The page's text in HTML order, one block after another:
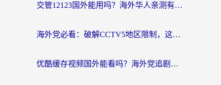
交管12123国外能用吗？海外华人亲测有效的回国加速器选择指南
海外党必看：破解CCTV5地区限制，这样看欧洲杯奥运直播才够爽！
优酷缓存视频国外能看吗？海外党追剧看片的终极解决方案来了